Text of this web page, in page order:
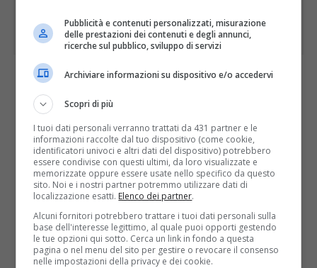
scaricarlo dal
Contribuente
online.it);
richiederlo allosportello online Net
ritirarlo presso gli sportelli Net Spa –
Ufficio TARIin Viale Duodo 3/C
(martedì e giovedì, 9:00-16:00, anche
senza appuntamento o su prenotazione
allo800 520 406).
Pubblicità e contenuti personalizzati, misurazione
delle prestazioni dei contenuti e degli annunci,
ricerche sul pubblico, sviluppo di servizi
Archiviare informazioni su dispositivo e/o accedervi
Scopri di più
I tuoi dati personali verranno trattati da 431 partner e le
informazioni raccolte dal tuo dispositivo (come cookie,
identificatori univoci e altri dati del dispositivo) potrebbero
essere condivise con questi ultimi, da loro visualizzate e
memorizzate oppure essere usate nello specifico da questo
sito. Noi e i nostri partner potremmo utilizzare dati di
localizzazione esatti. Elenco dei partner.
Alcuni fornitori potrebbero trattare i tuoi dati personali sulla
base dell'interesse legittimo, al quale puoi opporti gestendo
le tue opzioni qui sotto. Cerca un link in fondo a questa
pagina o nel menu del sito per gestire o revocare il consenso
nelle impostazioni della privacy e dei cookie.